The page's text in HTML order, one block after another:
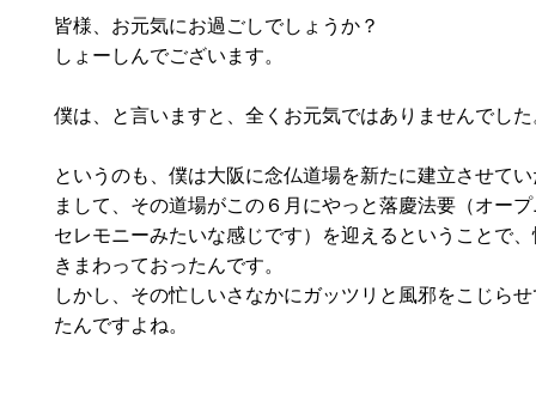
皆様、お元気にお過ごしでしょうか？
しょーしんでございます。
僕は、と言いますと、全くお元気ではありませんでした
というのも、僕は大阪に念仏道場を新たに建立させて
まして、その道場がこの６月にやっと落慶法要（オー
セレモニーみたいな感じです）を迎えるということで
きまわっておったんです。
しかし、その忙しいさなかにガッツリと風邪をこじら
たんですよね。